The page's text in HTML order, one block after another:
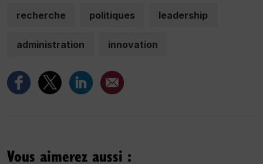
recherche politiques leadership
administration innovation
Vous aimerez aussi :